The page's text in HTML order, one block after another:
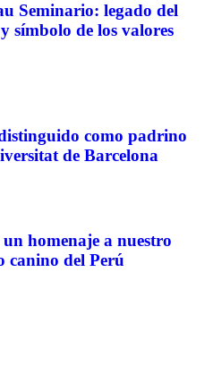
Seminario: legado del
símbolo de los valores
como padrino
de Barcelona
homenaje a nuestro
canino del Perú